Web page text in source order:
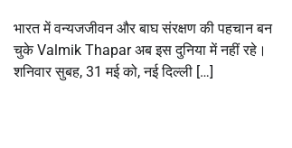
भारत में वन्यजजीवन और बाघ संरक्षण की पहचान बन
चुके Valmik Thapar अब इस दुनिया में नहीं रहे।
शनिवार सुबह, 31 मई को, नई दिल्ली […]